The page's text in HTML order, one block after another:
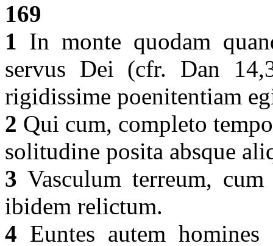
169
1 In monte quodam
servus Dei (cfr. Dan
rigidissime poenitentiam
2 Qui cum, completo
solitudine posita absque
3 Vasculum terreum,
ibidem relictum.
4 Euntes autem